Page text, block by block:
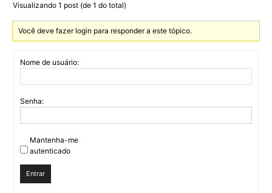
Visualizando 1 post (de 1 do total)
Você deve fazer login para responder a este tópico.
Nome de usuário:
Senha:
Mantenha-me
autenticado
Entrar